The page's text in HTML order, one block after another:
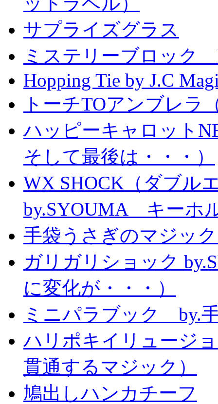
サプライズグラス
ミステリーブロック
Hopping Tie by J.C
トーチTOアンブレラ
ハッピーキャロット
そして最後は・・・）
WX SHOCK（ダブル
by.SYOUMA キーホ
手袋うさぎのマジッ
ガリガリショック
に変化が・・・）
ミニパラブック by.
ハリポキイリュージ
貫通するマジック）
鳩出しハンカチーフ